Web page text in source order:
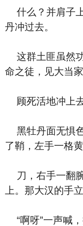
什么？并肩子
丹冲过去。
这群土匪虽然
命之徒，见大当
顾死活地冲上去
黑牡丹面无惧色
了鞘，左手一格
刀，右手一翻
上。那大汉的手
“啊呀”一声喊，